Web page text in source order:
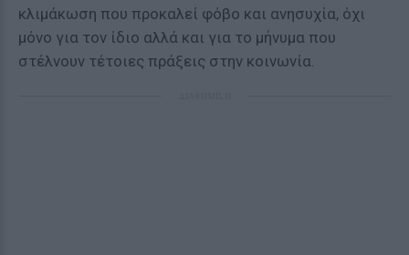
κλιμάκωση που προκαλεί φόβο και ανησυχία, όχι
μόνο για τον ίδιο αλλά και για το μήνυμα που
στέλνουν τέτοιες πράξεις στην κοινωνία.